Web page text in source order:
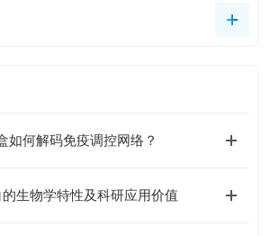
如何解码免疫调控网络？
生物学特性及科研应用价值